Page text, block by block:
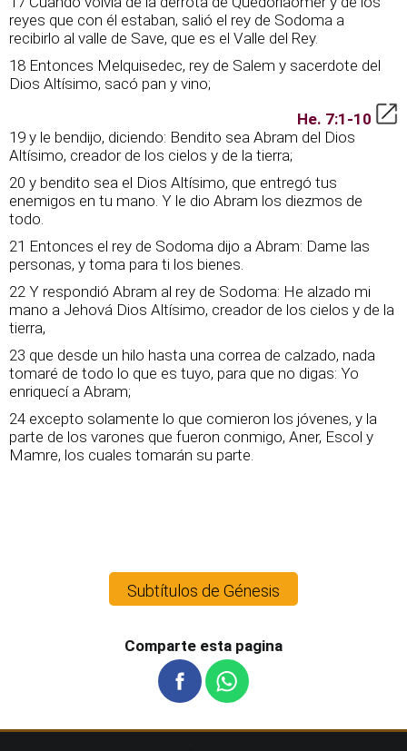
reyes que con él estaban, salió el rey de Sodoma a
recibirlo al valle de Save, que es el Valle del Rey.
18 Entonces Melquisedec, rey de Salem y sacerdote del
Dios Altísimo, sacó pan y vino;
He. 7:1-10
19 y le bendijo, diciendo: Bendito sea Abram del Dios
Altísimo, creador de los cielos y de la tierra;
20 y bendito sea el Dios Altísimo, que entregó tus
enemigos en tu mano. Y le dio Abram los diezmos de
todo.
21 Entonces el rey de Sodoma dijo a Abram: Dame las
personas, y toma para ti los bienes.
22 Y respondió Abram al rey de Sodoma: He alzado mi
mano a Jehová Dios Altísimo, creador de los cielos y de la
tierra,
23 que desde un hilo hasta una correa de calzado, nada
tomaré de todo lo que es tuyo, para que no digas: Yo
enriquecí a Abram;
24 excepto solamente lo que comieron los jóvenes, y la
parte de los varones que fueron conmigo, Aner, Escol y
Mamre, los cuales tomarán su parte.
Subtítulos de Génesis
Comparte esta pagina